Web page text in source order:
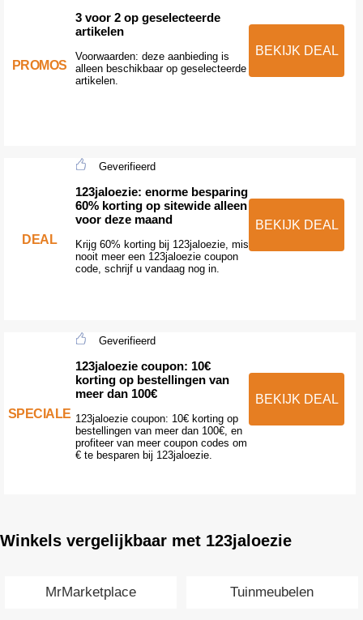
PROMOS
3 voor 2 op geselecteerde
artikelen
Voorwaarden: deze aanbieding is
alleen beschikbaar op geselecteerde
artikelen.
BEKIJK DEAL
DEAL
Geverifieerd
123jaloezie: enorme besparing
60% korting op sitewide alleen
voor deze maand
Krijg 60% korting bij 123jaloezie, mis
nooit meer een 123jaloezie coupon
code, schrijf u vandaag nog in.
BEKIJK DEAL
SPECIALE
Geverifieerd
123jaloezie coupon: 10€
korting op bestellingen van
meer dan 100€
123jaloezie coupon: 10€ korting op
bestellingen van meer dan 100€, en
profiteer van meer coupon codes om
€ te besparen bij 123jaloezie.
BEKIJK DEAL
Winkels vergelijkbaar met 123jaloezie
MrMarketplace Tuinmeubelen